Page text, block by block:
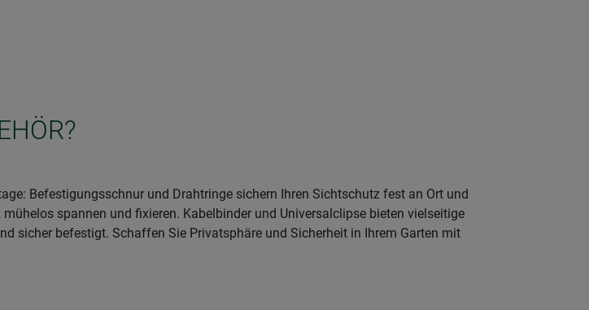
Befestigungsschnur und Drahtringe sichern Ihren Sichtschutz fest an Ort und
spannen und fixieren. Kabelbinder und Universalclipse bieten vielseitige
sicher befestigt. Schaffen Sie Privatsphäre und Sicherheit in Ihrem Garten mit